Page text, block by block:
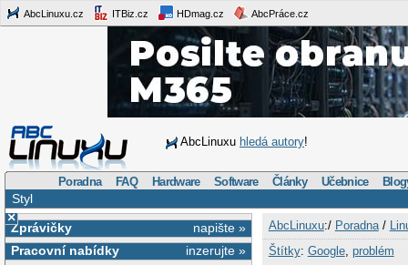
AbcLinuxu.cz ITBiz.cz HDmag.cz AbcPráce.cz
AbcLinuxu hledá autory!
Poradna FAQ Hardware Software Články Učebnice
Styl
×
napište »
Zprávičky
inzerujte »
Pracovní nabídky
AbcLinuxu:/ Poradna/
Štítky: Google, problém